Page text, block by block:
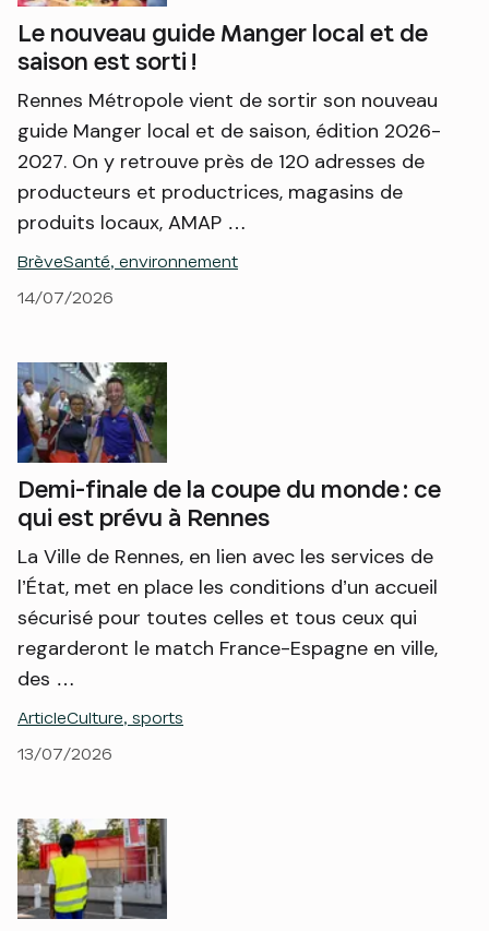
Le nouveau guide Manger local et de
saison est sorti !
Rennes Métropole vient de sortir son nouveau
guide Manger local et de saison, édition 2026-
2027. On y retrouve près de 120 adresses de
producteurs et productrices, magasins de
produits locaux, AMAP …
BrèveSanté, environnement
14/07/2026
Demi-finale de la coupe du monde : ce
qui est prévu à Rennes
La Ville de Rennes, en lien avec les services de
l’État, met en place les conditions d’un accueil
sécurisé pour toutes celles et tous ceux qui
regarderont le match France-Espagne en ville,
des …
ArticleCulture, sports
13/07/2026